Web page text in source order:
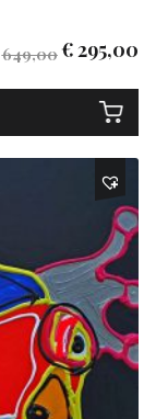
649,00€295,00